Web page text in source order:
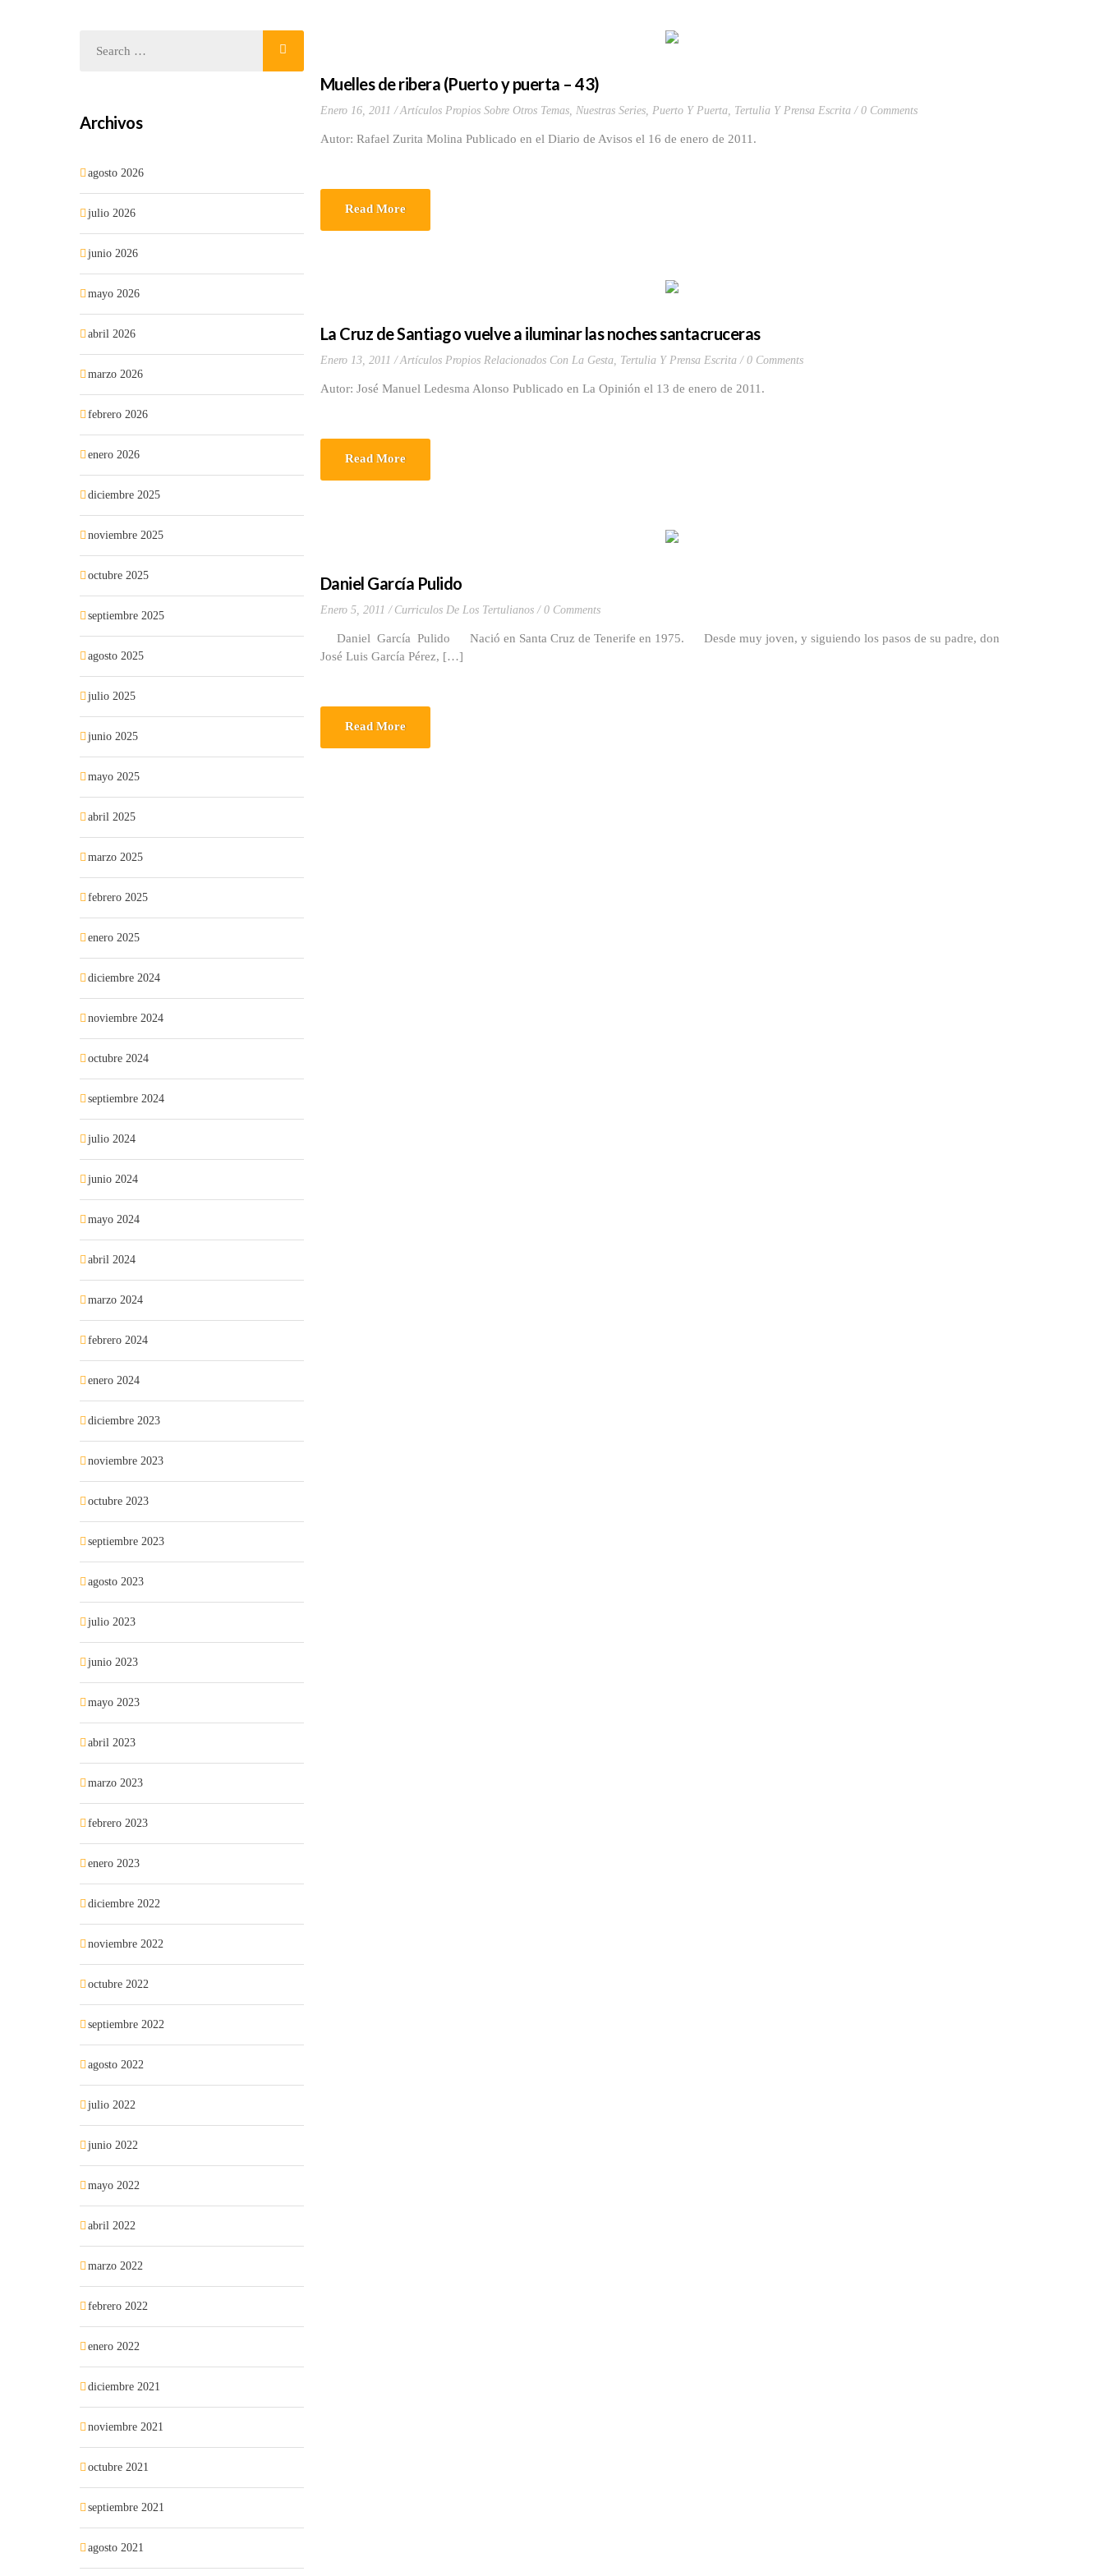
Muelles de ribera (Puerto y puerta – 43)
Enero 16, 2011 Artículos Propios Sobre Otros Temas, Nuestras Series, Puerto Y Puerta, Tertulia Y Prensa Escrita 0 Comments
Autor: Rafael Zurita Molina Publicado en el Diario de Avisos el 16 de enero de 2011.
Read More
La Cruz de Santiago vuelve a iluminar las noches santacruceras
Enero 13, 2011 Artículos Propios Relacionados Con La Gesta, Tertulia Y Prensa Escrita 0 Comments
Autor: José Manuel Ledesma Alonso Publicado en La Opinión el 13 de enero de 2011.
Read More
Daniel García Pulido
Enero 5, 2011 Curriculos De Los Tertulianos 0 Comments
Daniel García Pulido Nació en Santa Cruz de Tenerife en 1975. Desde muy joven, y siguiendo los pasos de su padre, don
José Luis García Pérez, […]
Read More
Archivos
agosto 2026
julio 2026
junio 2026
mayo 2026
abril 2026
marzo 2026
febrero 2026
enero 2026
diciembre 2025
noviembre 2025
octubre 2025
septiembre 2025
agosto 2025
julio 2025
junio 2025
mayo 2025
abril 2025
marzo 2025
febrero 2025
enero 2025
diciembre 2024
noviembre 2024
octubre 2024
septiembre 2024
julio 2024
junio 2024
mayo 2024
abril 2024
marzo 2024
febrero 2024
enero 2024
diciembre 2023
noviembre 2023
octubre 2023
septiembre 2023
agosto 2023
julio 2023
junio 2023
mayo 2023
abril 2023
marzo 2023
febrero 2023
enero 2023
diciembre 2022
noviembre 2022
octubre 2022
septiembre 2022
agosto 2022
julio 2022
junio 2022
mayo 2022
abril 2022
marzo 2022
febrero 2022
enero 2022
diciembre 2021
noviembre 2021
octubre 2021
septiembre 2021
agosto 2021